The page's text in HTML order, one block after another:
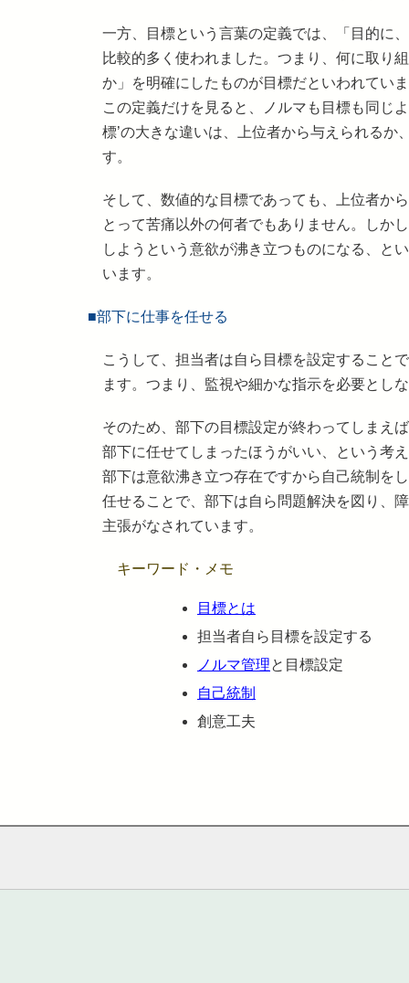
一方、目標という言葉の定義では、「目的に
比較的多く使われました。つまり、何に取り
か」を明確にしたものが目標だといわれてい
この定義だけを見ると、ノルマも目標も同じ
標’の大きな違いは、上位者から与えられる
す。
そして、数値的な目標であっても、上位者か
とって苦痛以外の何者でもありません。しか
しようという意欲が沸き立つものになる、と
います。
■部下に仕事を任せる
こうして、担当者は自ら目標を設定すること
ます。つまり、監視や細かな指示を必要とし
そのため、部下の目標設定が終わってしまえ
部下に任せてしまったほうがいい、という考
部下は意欲沸き立つ存在ですから自己統制を
任せることで、部下は自ら問題解決を図り、
主張がなされています。
キーワード・メモ
目標とは
担当者自ら目標を設定する
ノルマ管理と目標設定
自己統制
創意工夫